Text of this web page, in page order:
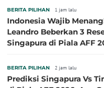
BERITA PILIHAN 1 jam lalu
Indonesia Wajib
Leandro Beberkan 3
Singapura di Piala AFF
BERITA PILIHAN 2 jam lalu
Prediksi Singapura Vs